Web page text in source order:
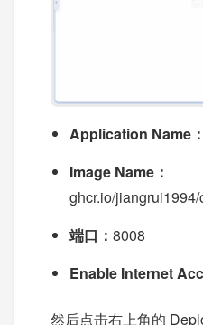
Application Name：
Image Name：
ghcr.io/
端口： 8008
Enable Internet
然后点击右上角的